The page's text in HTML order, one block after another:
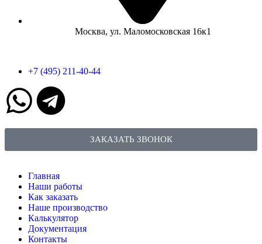
Москва, ул. Маломосковская 16к1
+7 (495) 211-40-44
ЗАКАЗАТЬ ЗВОНОК
Главная
Наши работы
Как заказать
Наше производство
Калькулятор
Документация
Контакты